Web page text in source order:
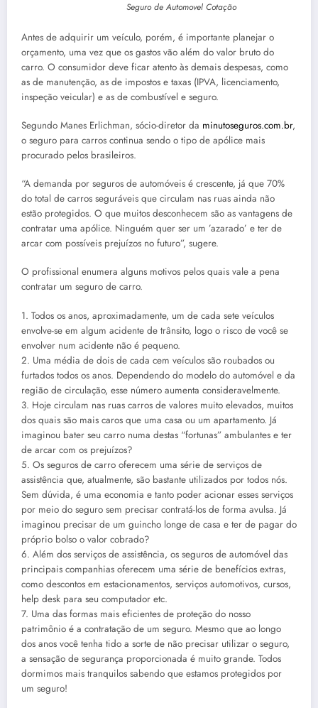
Seguro de Automovel Cotação
Antes de adquirir um veículo, porém, é importante planejar o
orçamento, uma vez que os gastos vão além do valor bruto do
carro. O consumidor deve ficar atento às demais despesas, como
as de manutenção, as de impostos e taxas (IPVA, licenciamento,
inspeção veicular) e as de combustível e seguro.
Segundo Manes Erlichman, sócio-diretor da minutoseguros.com.br,
o seguro para carros continua sendo o tipo de apólice mais
procurado pelos brasileiros.
“A demanda por seguros de automóveis é crescente, já que 70%
do total de carros seguráveis que circulam nas ruas ainda não
estão protegidos. O que muitos desconhecem são as vantagens de
contratar uma apólice. Ninguém quer ser um ’azarado’ e ter de
arcar com possíveis prejuízos no futuro”, sugere.
O profissional enumera alguns motivos pelos quais vale a pena
contratar um seguro de carro.
1. Todos os anos, aproximadamente, um de cada sete veículos
envolve-se em algum acidente de trânsito, logo o risco de você se
envolver num acidente não é pequeno.
2. Uma média de dois de cada cem veículos são roubados ou
furtados todos os anos. Dependendo do modelo do automóvel e da
região de circulação, esse número aumenta consideravelmente.
3. Hoje circulam nas ruas carros de valores muito elevados, muitos
dos quais são mais caros que uma casa ou um apartamento. Já
imaginou bater seu carro numa destas “fortunas” ambulantes e ter
de arcar com os prejuízos?
5. Os seguros de carro oferecem uma série de serviços de
assistência que, atualmente, são bastante utilizados por todos nós.
Sem dúvida, é uma economia e tanto poder acionar esses serviços
por meio do seguro sem precisar contratá-los de forma avulsa. Já
imaginou precisar de um guincho longe de casa e ter de pagar do
próprio bolso o valor cobrado?
6. Além dos serviços de assistência, os seguros de automóvel das
principais companhias oferecem uma série de benefícios extras,
como descontos em estacionamentos, serviços automotivos, cursos,
help desk para seu computador etc.
7. Uma das formas mais eficientes de proteção do nosso
patrimônio é a contratação de um seguro. Mesmo que ao longo
dos anos você tenha tido a sorte de não precisar utilizar o seguro,
a sensação de segurança proporcionada é muito grande. Todos
dormimos mais tranquilos sabendo que estamos protegidos por
um seguro!